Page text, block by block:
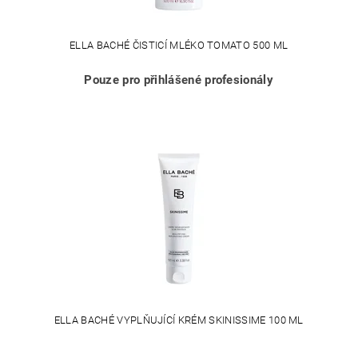
ELLA BACHÉ ČISTICÍ MLÉKO TOMATO 500 ML
Pouze pro přihlášené profesionály
ELLA BACHÉ VYPLŇUJÍCÍ KRÉM SKINISSIME 100 ML